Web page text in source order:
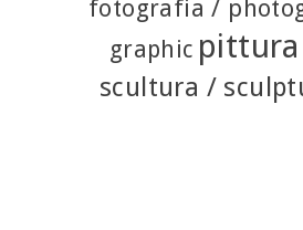
fotografia /
graphic
scultura /